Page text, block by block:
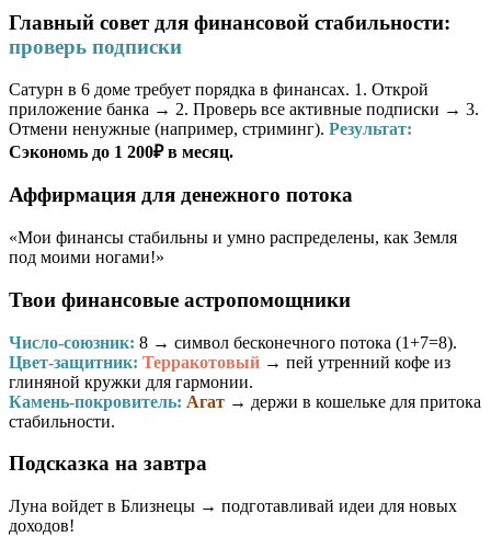
Главный совет для финансовой стабильности:
проверь подписки
Сатурн в 6 доме требует порядка в финансах. 1. Открой
приложение банка → 2. Проверь все активные подписки → 3.
Отмени ненужные (например, стриминг). Результат:
Сэкономь до 1 200₽ в месяц.
Аффирмация для денежного потока
«Мои финансы стабильны и умно распределены, как Земля
под моими ногами!»
Твои финансовые астропомощники
Число-союзник: 8 → символ бесконечного потока (1+7=8).
Цвет-защитник: Терракотовый → пей утренний кофе из
глиняной кружки для гармонии.
Камень-покровитель: Агат → держи в кошельке для притока
стабильности.
Подсказка на завтра
Луна войдет в Близнецы → подготавливай идеи для новых
доходов!